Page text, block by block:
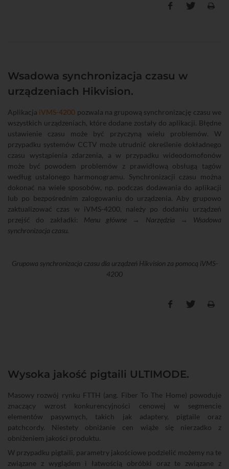
Wsadowa synchronizacja czasu w
urządzeniach Hikvision.
Aplikacja iVMS-4200 pozwala na grupową synchronizację czasu we
wszystkich urządzeniach, które dodane zostały do aplikacji. Błędne
ustawienie czasu może być przyczyną wielu problemów. W
przypadku systemów CCTV może utrudnić określenie dokładnego
czasu wystąpienia zdarzenia, a w przypadku wideodomofonów
może być powodem problemów z prawidłową obsługą tagów
według ustalonego harmonogramu. Synchronizacji czasu można
dokonać na wiele sposobów, np. podczas dodawania do aplikacji
lub po bezpośrednim zalogowaniu do urządzenia. Aby grupowo
zaktualizować czas w iVMS-4200, należy po dodaniu urządzeń
przejść do zakładki: Menu główne → Narzędzia → Wsadowa
synchronizacja czasu.
Grupowa synchronizacja czasu dla urządzeń Hikvision za pomocą iVMS-
4200
Wysoka jakość pigtaili ULTIMODE.
Masowy rozwój rynku FTTH (ang. Fiber To The Home) powoduje
znaczący wzrost konkurencyjności cenowej w segmencie
elementów pasywnych, takich jak adaptery, pigtaile oraz
patchcordy. Niestety obniżanie cen wiąże się nierzadko z
obniżeniem jakości produktu.
W przypadku pigtaili, parametry jakościowe podzielić możemy na te
związane z wyglądem i łatwością obróbki oraz te związane z